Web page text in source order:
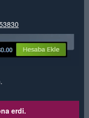
erdi.